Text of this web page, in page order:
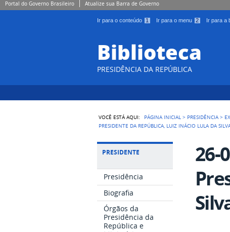
Portal do Governo Brasileiro Atualize sua Barra de Governo
Ir para o conteúdo 1 Ir para o menu 2 Ir para a
Biblioteca
PRESIDÊNCIA DA REPÚBLICA
VOCÊ ESTÁ AQUI: PÁGINA INICIAL > PRESIDÊNCIA >
PRESIDENTE DA REPÚBLICA, LUIZ INÁCIO LULA DA
PRESIDENTE
Presidência
Biografia
Órgãos da
Presidência da
República e
26-